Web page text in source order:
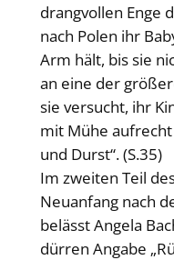
drangvollen Enge
nach Polen ihr
Arm hält, bis sie
an eine der
sie versucht, ihr
mit Mühe
und Durst“. (S.35)
Im zweiten Teil
Neuanfang nach
belässt Angela
dürren Angabe